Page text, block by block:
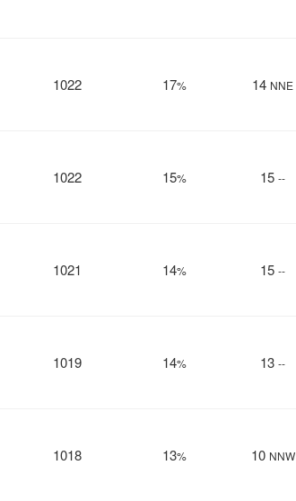
1022 17% 14 NNE
1022 15% 15 --
1021 14% 15 --
1019 14% 13 --
1018 13% 10 NNW